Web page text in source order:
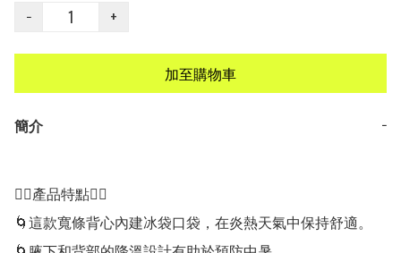
−
+
加至購物車
簡介 −
👍🏻產品特點👍🏻
🌀這款寬條背心內建冰袋口袋，在炎熱天氣中保持舒適。